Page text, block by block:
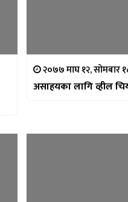
२०७७ माघ १२, सोमबार
असाहयका लागि व्हील